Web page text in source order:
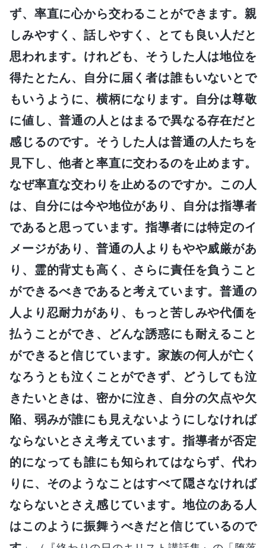
ず、率直に心から交わることができます。親
しみやすく、話しやすく、とても良い人だと
思われます。けれども、そうした人は地位を
得たとたん、自分に届く者は誰もいないとで
もいうように、横柄になります。自分は尊敬
に値し、普通の人とはまるで異なる存在だと
感じるのです。そうした人は普通の人たちを
見下し、他者と率直に交わるのを止めます。
なぜ率直な交わりを止めるのですか。この人
は、自分には今や地位があり、自分は指導者
であると思っています。指導者には特定のイ
メージがあり、普通の人よりもやや威厳があ
り、霊的背丈も高く、さらに責任を負うこと
ができるべきであると考えています。普通の
人より忍耐力があり、もっと苦しみや代価を
払うことができ、どんな誘惑にも耐えること
ができると信じています。家族の何人が亡く
なろうとも泣くことができず、どうしても泣
きたいときは、密かに泣き、自分の欠点や欠
陥、弱みが誰にも見えないようにしなければ
ならないとさえ考えています。指導者が否定
的になっても誰にも知られてはならず、代わ
りに、そのようなことはすべて隠さなければ
ならないとさえ感じています。地位のある人
はこのように振舞うべきだと信じているので